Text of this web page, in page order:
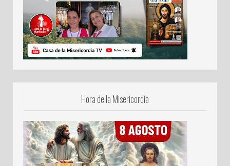
Hora de la Misericordia